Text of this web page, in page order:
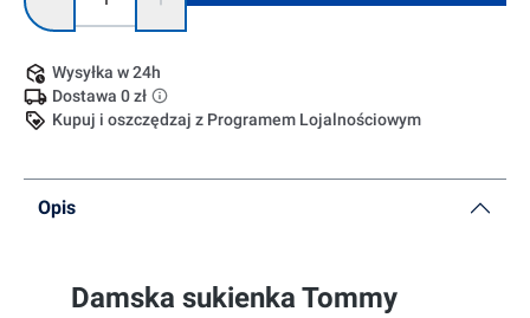
Wysyłka w 24h
Dostawa 0 zł
Kupuj i oszczędzaj z Programem Lojalnościowym
Opis
Damska sukienka Tommy